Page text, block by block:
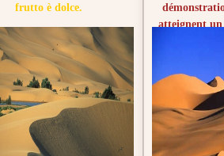
frutto è dolce.
atteignent
che la loro
quanto la
essi